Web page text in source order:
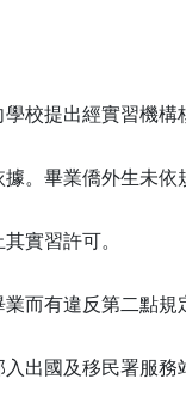
校提出經實習機構
。畢業僑外生未依
實習許可。
而有違反第二點規
出國及移民署服務